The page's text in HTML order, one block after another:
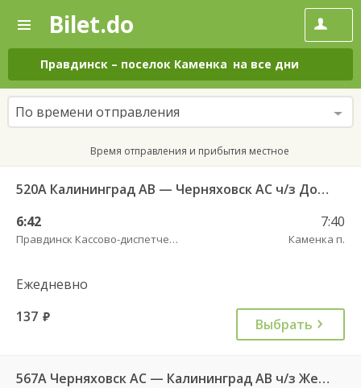
—
Поиск
и
покупка
билетов
на
автобус
онлайн
Bilet.do
Правдинск – поселок Каменка на все дни
По времени отправления
Время отправления и прибытия местное
520А Калининград АВ — Черняховск АС ч/з Домново п., Правдинск КДП
6:42
Правдинск Кассово-диспетчерский пункт
7:40
Каменка п.
Ежедневно
137 руб. Выбрать
567А Черняховск АС — Калининград АВ ч/з Железнодорожный КДП, Правдинск КДП